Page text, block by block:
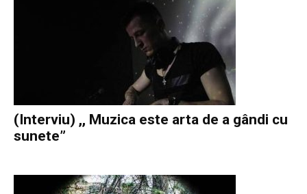
(Interviu) ,, Muzica este arta de a gândi cu
sunete”